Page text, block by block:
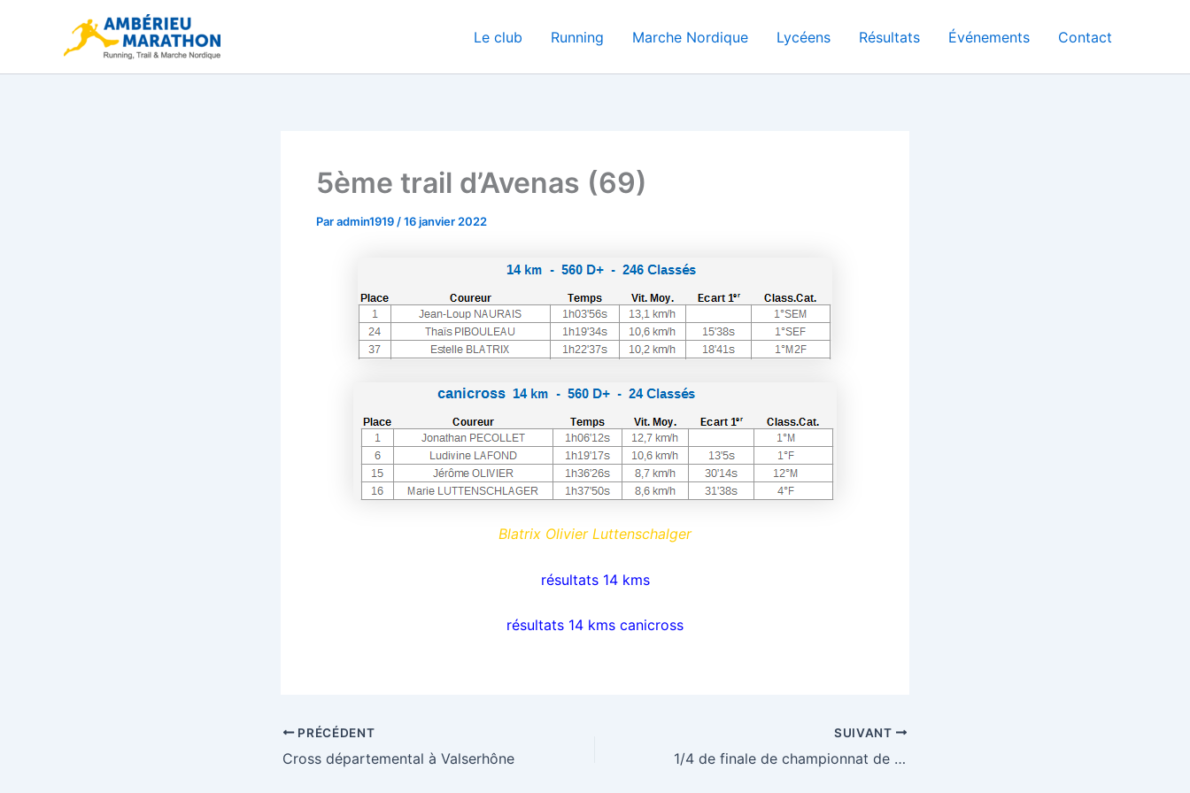
Le club Running Marche Nordique Lycéens Résultats Événements Contact
5ème trail d’Avenas (69)
Paradmin1919 /16 janvier 2022
Blatrix Olivier Luttenschalger
résultats 14 kms
résultats 14 kms canicross
PRÉCÉDENT
Cross départemental à Valserhône
SUIVANT
1/4 de finale de championnat de France de cross en ligne